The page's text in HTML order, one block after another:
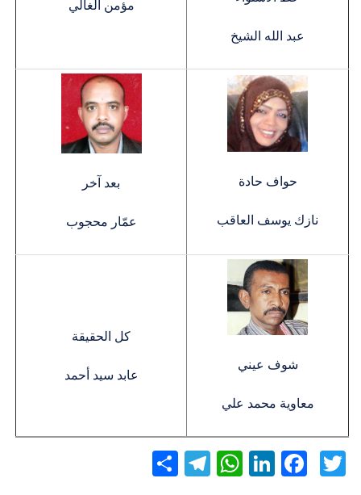
عبد الله الشيخ
مؤمن الغالي
حواف حادة
نازك يوسف العاقب
بعد آخر
عمّار محجوب
شوف عيني
معاوية محمد علي
كل الحقيقة
عابد سيد أحمد
Twitter
Facebook
LinkedIn
WhatsApp
Telegram